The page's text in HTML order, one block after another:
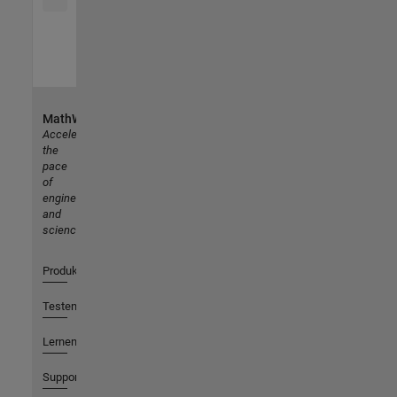
MathWorks
Accelerating
the
pace
of
engineering
and
science
Produkte
Testen oder Kaufen
Lernen
Support